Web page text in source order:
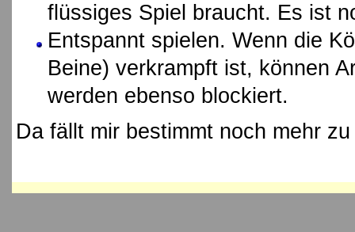
flüssiges Spiel braucht. Es ist
Entspannt spielen. Wenn die
Beine) verkrampft ist, können
werden ebenso blockiert.
Da fällt mir bestimmt noch mehr